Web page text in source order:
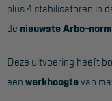
Steigers
Rolsteigers
Schilderstellingen
Gevelsteigers
plus 4 stabilisatoren in
de nieuwste Arbo-
Deze uitvoering heeft
een werkhoogtevan